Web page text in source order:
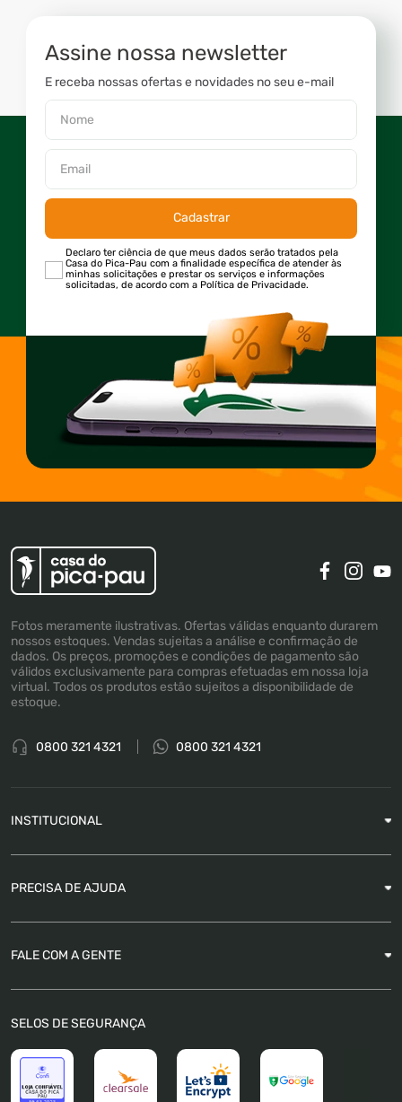
Assine nossa newsletter
E receba nossas ofertas e novidades no seu e-mail
Cadastrar
Declaro ter ciência de que meus dados serão tratados pela
Casa do Pica-Pau com a finalidade específica de atender às
minhas solicitações e prestar os serviços e informações
solicitadas, de acordo com a Política de Privacidade.
Fotos meramente ilustrativas. Ofertas válidas enquanto durarem
nossos estoques. Vendas sujeitas a análise e confirmação de
dados. Os preços, promoções e condições de pagamento são
válidos exclusivamente para compras efetuadas em nossa loja
virtual. Todos os produtos estão sujeitos a disponibilidade de
estoque.
0800 321 4321 0800 321 4321
INSTITUCIONAL
PRECISA DE AJUDA
FAQ
Trocas e Devoluções
Política de Pagamento
FALE COM A GENTE
SELOS DE SEGURANÇA